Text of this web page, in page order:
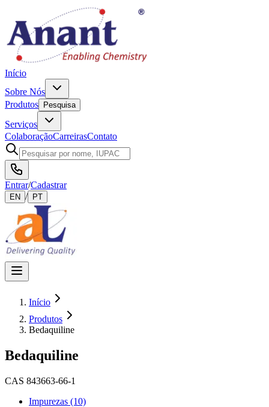
Início
Sobre Nós
Produtos
Pesquisa
Serviços
ColaboraçãoCarreirasContato
Entrar/Cadastrar
EN / PT
Início
Produtos
Bedaquiline
Bedaquiline
CAS 843663-66-1
Impurezas (10)